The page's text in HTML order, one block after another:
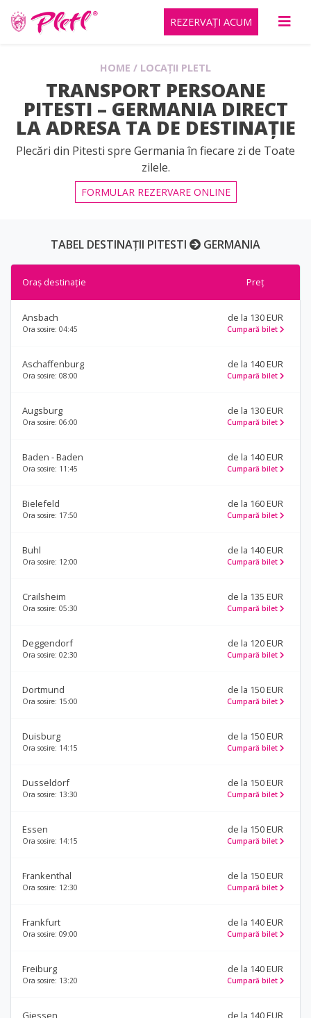
REZERVAȚI ACUM
HOME / LOCAȚII PLETL
TRANSPORT PERSOANE
PITESTI – GERMANIA DIRECT
LA ADRESA TA DE DESTINAȚIE
Plecări din Pitesti spre Germania în fiecare zi de Toate
zilele.
FORMULAR REZERVARE ONLINE
TABEL DESTINAȚII PITESTI GERMANIA
Oraș destinație Preț
Ansbach
Ora sosire: 04:45
de la 130 EUR
Cumpară bilet
Aschaffenburg
Ora sosire: 08:00
de la 140 EUR
Cumpară bilet
Augsburg
Ora sosire: 06:00
de la 130 EUR
Cumpară bilet
Baden - Baden
Ora sosire: 11:45
de la 140 EUR
Cumpară bilet
Bielefeld
Ora sosire: 17:50
de la 160 EUR
Cumpară bilet
Buhl
Ora sosire: 12:00
de la 140 EUR
Cumpară bilet
Crailsheim
Ora sosire: 05:30
de la 135 EUR
Cumpară bilet
Deggendorf
Ora sosire: 02:30
de la 120 EUR
Cumpară bilet
Dortmund
Ora sosire: 15:00
de la 150 EUR
Cumpară bilet
Duisburg
Ora sosire: 14:15
de la 150 EUR
Cumpară bilet
Dusseldorf
Ora sosire: 13:30
de la 150 EUR
Cumpară bilet
Essen
Ora sosire: 14:15
de la 150 EUR
Cumpară bilet
Frankenthal
Ora sosire: 12:30
de la 150 EUR
Cumpară bilet
Frankfurt
Ora sosire: 09:00
de la 140 EUR
Cumpară bilet
Freiburg
Ora sosire: 13:20
de la 140 EUR
Cumpară bilet
Giessen de la 140 EUR